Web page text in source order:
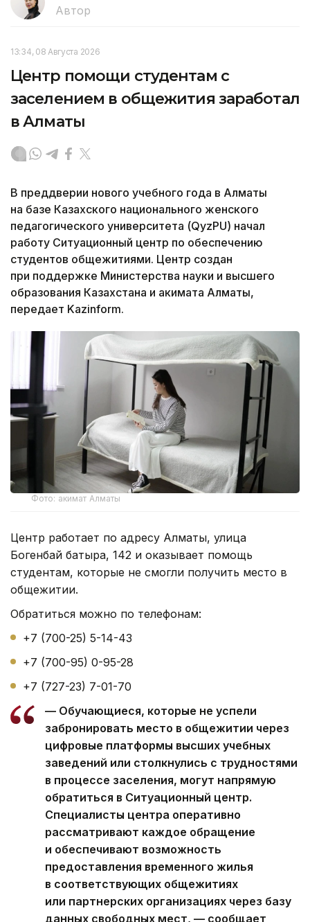
Автор
13:34, 08 Августа 2026
Центр помощи студентам с
заселением в общежития заработал
в Алматы
В преддверии нового учебного года в Алматы
на базе Казахского национального женского
педагогического университета (QyzPU) начал
работу Ситуационный центр по обеспечению
студентов общежитиями. Центр создан
при поддержке Министерства науки и высшего
образования Казахстана и акимата Алматы,
передает Kazinform.
Фото: акимат Алматы
Центр работает по адресу Алматы, улица
Богенбай батыра, 142 и оказывает помощь
студентам, которые не смогли получить место в
общежитии.
Обратиться можно по телефонам:
+7 (700-25) 5-14-43
+7 (700-95) 0-95-28
+7 (727-23) 7-01-70
— Обучающиеся, которые не успели
забронировать место в общежитии через
цифровые платформы высших учебных
заведений или столкнулись с трудностями
в процессе заселения, могут напрямую
обратиться в Ситуационный центр.
Специалисты центра оперативно
рассматривают каждое обращение
и обеспечивают возможность
предоставления временного жилья
в соответствующих общежитиях
или партнерских организациях через базу
данных свободных мест, — сообщает